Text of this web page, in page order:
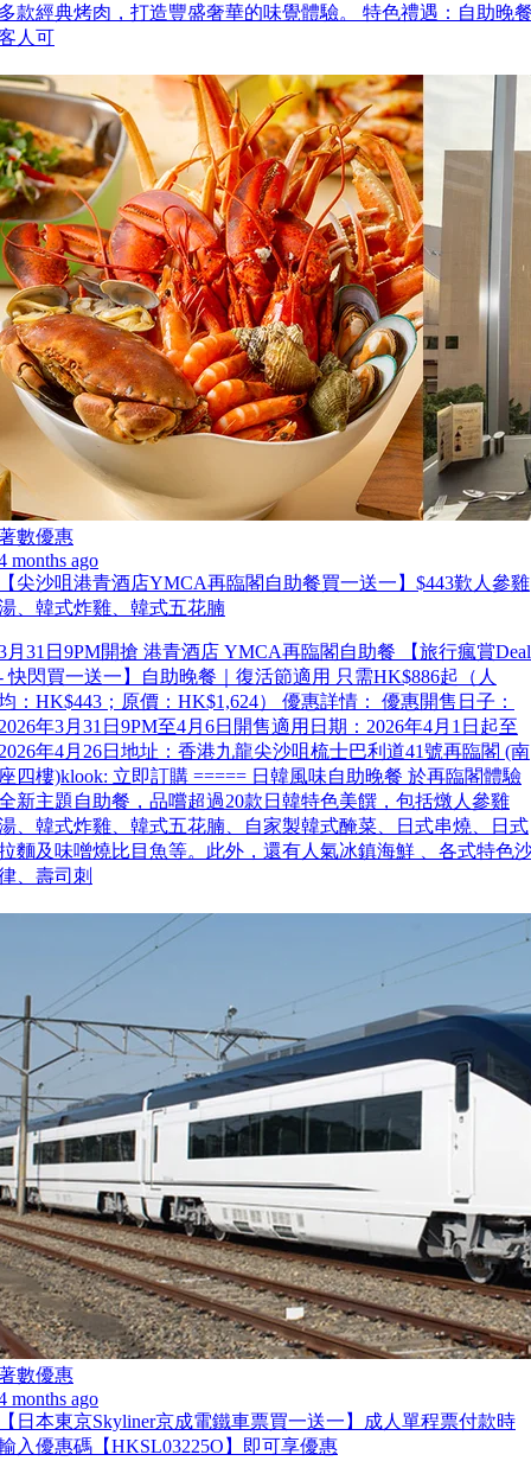
款經典烤肉，打造豐盛奢華的味覺體驗。 特色禮遇：自助晚
人可
數優惠
months ago
尖沙咀港青酒店YMCA再臨閣自助餐買一送一】$443歎人參雞
、韓式炸雞、韓式五花腩
月31日9PM開搶 港青酒店 YMCA再臨閣自助餐 【旅行瘋賞Deal
快閃買一送一】自助晚餐｜復活節適用 只需HK$886起（人
：HK$443；原價：HK$1,624） 優惠詳情： 優惠開售日子：
年3月31日9PM至4月6日開售適用日期：2026年4月1日起至
年4月26日地址：香港九龍尖沙咀梳士巴利道41號再臨閣 (南
四樓)klook: 立即訂購 ===== 日韓風味自助晚餐 於再臨閣體驗
新主題自助餐，品嚐超過20款日韓特色美饌，包括燉人參雞
、韓式炸雞、韓式五花腩、自家製韓式醃菜、日式串燒、日式
麵及味噌燒比目魚等。此外，還有人氣冰鎮海鮮 、各式特色
、壽司刺
數優惠
months ago
日本東京Skyliner京成電鐵車票買一送一】成人單程票付款時
入優惠碼【HKSL03225O】即可享優惠